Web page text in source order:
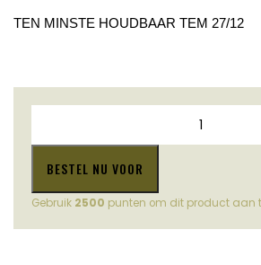
TEN MINSTE HOUDBAAR TEM 27/12
gebakken
witloof,
met
BESTEL NU VOOR
Gebruik 2500 punten om dit product aan